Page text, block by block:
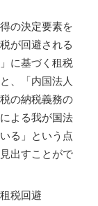
の決定要素を
が回避される
に基づく租税
、「内国法人
の納税義務の
よる我が国法
る」という点
出すことがで
税回避